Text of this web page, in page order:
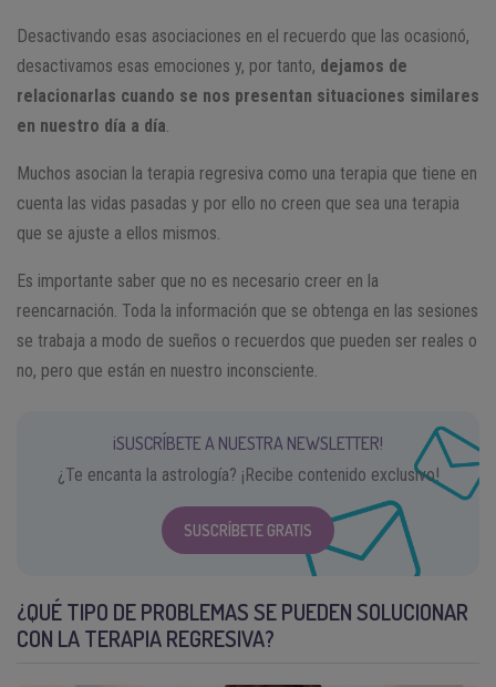
Desactivando esas asociaciones en el recuerdo que las ocasionó,
desactivamos esas emociones y, por tanto, dejamos de
relacionarlas cuando se nos presentan situaciones similares
en nuestro día a día
Muchos asocian la terapia regresiva como una terapia que tiene en
cuenta las vidas pasadas y por ello no creen que sea una terapia
que se ajuste a ellos mismos.
Es importante saber que no es necesario creer en la
reencarnación. Toda la información que se obtenga en las sesiones
se trabaja a modo de sueños o recuerdos que pueden ser reales o
no, pero que están en nuestro inconsciente.
¡SUSCRÍBETE A NUESTRA NEWSLETTER!
¿Te encanta la astrología? ¡Recibe contenido exclusivo!
SUSCRÍBETE GRATIS
¿QUÉ TIPO DE PROBLEMAS SE PUEDEN SOLUCIONAR
CON LA TERAPIA REGRESIVA?